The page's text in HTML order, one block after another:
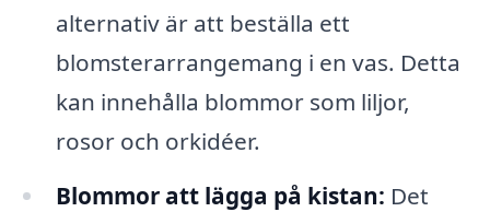
alternativ är att beställa ett
blomsterarrangemang i en vas. Detta
kan innehålla blommor som liljor,
rosor och orkidéer.
Blommor att lägga på kistan: Det